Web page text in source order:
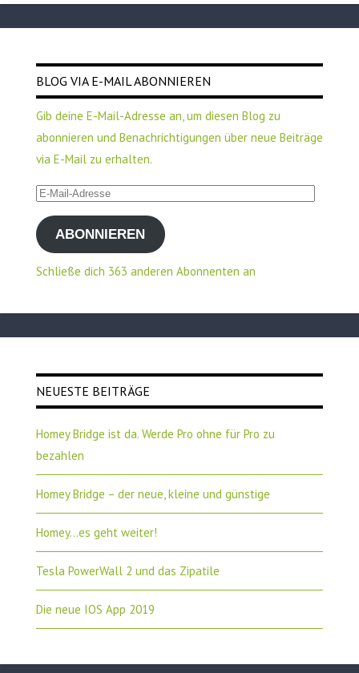
BLOG VIA E-MAIL ABONNIEREN
Gib deine E-Mail-Adresse an, um diesen Blog zu
abonnieren und Benachrichtigungen über neue Beiträge
via E-Mail zu erhalten.
E-
Mail-
AdresseABONNIEREN
Schließe dich 363 anderen Abonnenten an
NEUESTE BEITRÄGE
Homey Bridge ist da. Werde Pro ohne für Pro zu
bezahlen
Homey Bridge – der neue, kleine und günstige
Homey…es geht weiter!
Tesla PowerWall 2 und das Zipatile
Die neue IOS App 2019